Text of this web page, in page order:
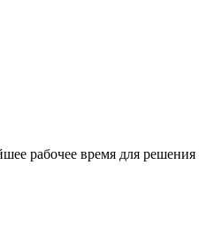
рабочее время для